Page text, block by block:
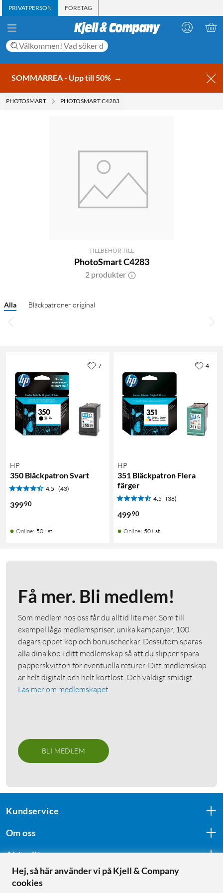
PRIVATPERSON FÖRETAG
SOMMARREA - Upp till 50% →
PHOTOSMART PHOTOSMART C4283
TILLBEHÖR TILL
PhotoSmart C4283
2 produkter
Alla Bläckpatroner original
HP
350 Bläckpatron Svart
4.5 (43)
39990
Online: 50+ st
7
HP
351 Bläckpatron Flera
färger
4.5 (38)
49990
Online: 50+ st
4
Få mer. Bli medlem!
Som medlem hos oss får du alltid lite mer. Som till
exempel låga medlemspriser, unika kampanjer, 100
dagars öppet köp och bonuscheckar. Dessutom sparas
alla dina köp i ditt medlemskap så att du slipper spara
papperskvitton för eventuella returer. Ditt medlemskap
är helt digitalt och helt kortlöst. Och väldigt smidigt.
Läs mer om medlemskapet
BLI MEDLEM
Kundservice
Om oss
Aktuellt
Följ oss
Hej, så här använder vi på Kjell & Company
cookies